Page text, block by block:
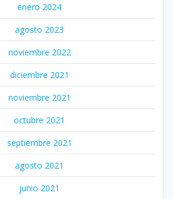
enero 2024
agosto 2023
noviembre 2022
diciembre 2021
noviembre 2021
octubre 2021
septiembre 2021
agosto 2021
junio 2021